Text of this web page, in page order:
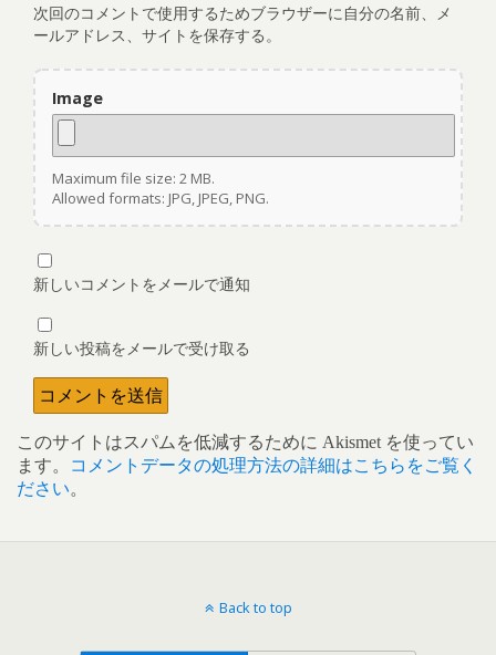
次回のコメントで使用するためブラウザーに自分の名前、メ
ールアドレス、サイトを保存する。
Image
Maximum file size: 2 MB.
Allowed formats: JPG, JPEG, PNG.
新しいコメントをメールで通知
新しい投稿をメールで受け取る
このサイトはスパムを低減するために Akismet を使ってい
ます。
コメントデータの処理方法の詳細はこちらをご覧く
ださい。
Back to top